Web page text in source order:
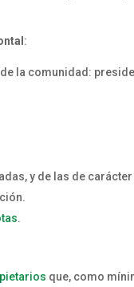
:
la comunidad:
y de las de carácter
.
que, como